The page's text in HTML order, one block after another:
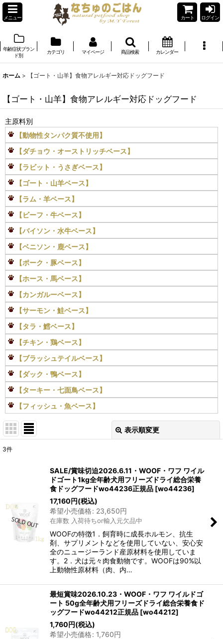
メニュー カート ログイン
年齢症状ブラン
ド別
カテゴリ マイページ 商品検索 カレンダー
ホーム > 【ゴート・山羊】食物アレルギー対応ドッグフード
【ゴート・山羊】食物アレルギー対応ドッグフード
主原料別
【動物性タンパク質不使用】
【ダチョウ・オーストリッチベース】
【ラビット・うさぎベース】
【ゴート・山羊ベース】
【ラム・羊ベース】
【ビーフ・牛ベース】
【バイソン・水牛ベース】
【ベニソン・鹿ベース】
【ポーク・豚ベース】
【ホース・馬ベース】
【カンガルーベース】
【サーモン・鮭ベース】
【タラ・鱈ベース】
【チキン・鶏ベース】
【ブラッシュテイルベース】
【ダック・鴨ベース】
【ターキー・七面鳥ベース】
【フィッシュ・魚ベース】
表示順変更
並び順
絞り込む
3件
SALE/賞味切迫2026.6.11・WOOF・ワフ ワイル
ドゴート1kg全年齢犬用フリーズドライ総合栄養
食ドッグフードwo44236正規品 [wo44236]
17,160円(税込)
希望小売価格: 23,650円
在庫数 入荷待ちor輸入元欠品中
WOOFの特徴1．飼育時に成長ホルモン、抗生
剤、サプリメントなどを使用していない、安心安
全のニュージーランド産原材料を使用していま
す。2．犬は元々肉食動物です。WOOFは90%以
上動物性原材料（肉、内…
最短賞味2026.10.23・WOOF・ワフ ワイルドゴ
ート 50g全年齢犬用フリーズドライ総合栄養食ド
ッグフードwo44212正規品 [wo44212]
1,760円(税込)
希望小売価格: 1,760円